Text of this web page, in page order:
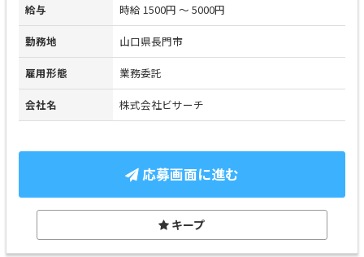
給与 時給 1500円 ～ 5000円
勤務地 山口県長門市
雇用形態 業務委託
会社名 株式会社ビサーチ
応募画面に進む
キープ